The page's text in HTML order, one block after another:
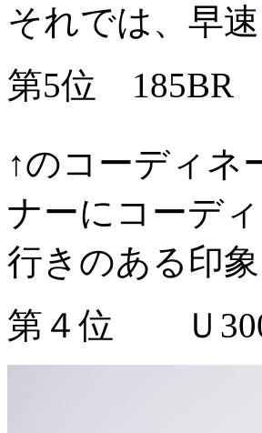
それでは、早
第5位 185BR
↑のコーディネ
ナーにコーデ
行きのある印
第４位 Ｕ